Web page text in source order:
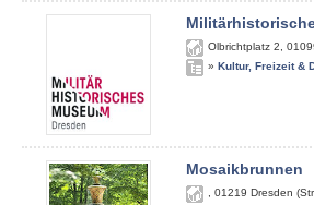
Olbrichtplatz 2
» Kultur, Freizeit &
Mosaikbrunnen
01219 Dresden